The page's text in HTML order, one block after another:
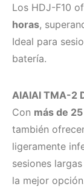
Los HDJ-F10
horas,
Ideal para
batería.
AIAIAI TMA-2
Con más de
también
ligeramente
sesiones
la mejor